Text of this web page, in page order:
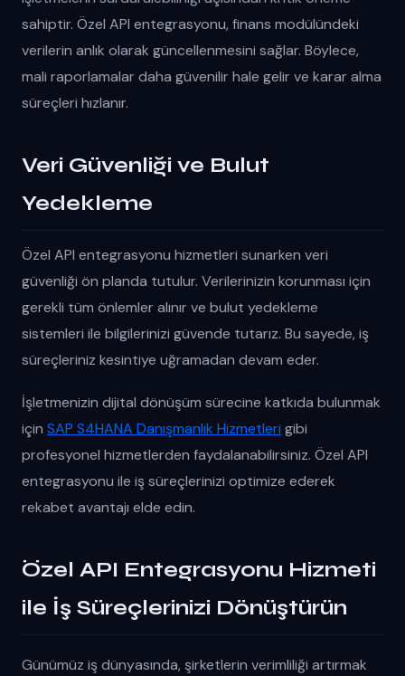
sahiptir. Özel API entegrasyonu, finans modülündeki
verilerin anlık olarak güncellenmesini sağlar. Böylece,
mali raporlamalar daha güvenilir hale gelir ve karar alma
süreçleri hızlanır.
Veri Güvenliği ve Bulut
Yedekleme
Özel API entegrasyonu hizmetleri sunarken veri
güvenliği ön planda tutulur. Verilerinizin korunması için
gerekli tüm önlemler alınır ve bulut yedekleme
sistemleri ile bilgilerinizi güvende tutarız. Bu sayede, iş
süreçleriniz kesintiye uğramadan devam eder.
İşletmenizin dijital dönüşüm sürecine katkıda bulunmak
için SAP S4HANA Danışmanlık Hizmetleri gibi
profesyonel hizmetlerden faydalanabilirsiniz. Özel API
entegrasyonu ile iş süreçlerinizi optimize ederek
rekabet avantajı elde edin.
Özel API Entegrasyonu Hizmeti
ile İş Süreçlerinizi Dönüştürün
Günümüz iş dünyasında, şirketlerin verimliliği artırmak